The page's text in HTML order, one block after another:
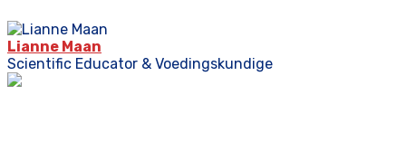
Lianne Maan
Scientific Educator & Voedingskundige